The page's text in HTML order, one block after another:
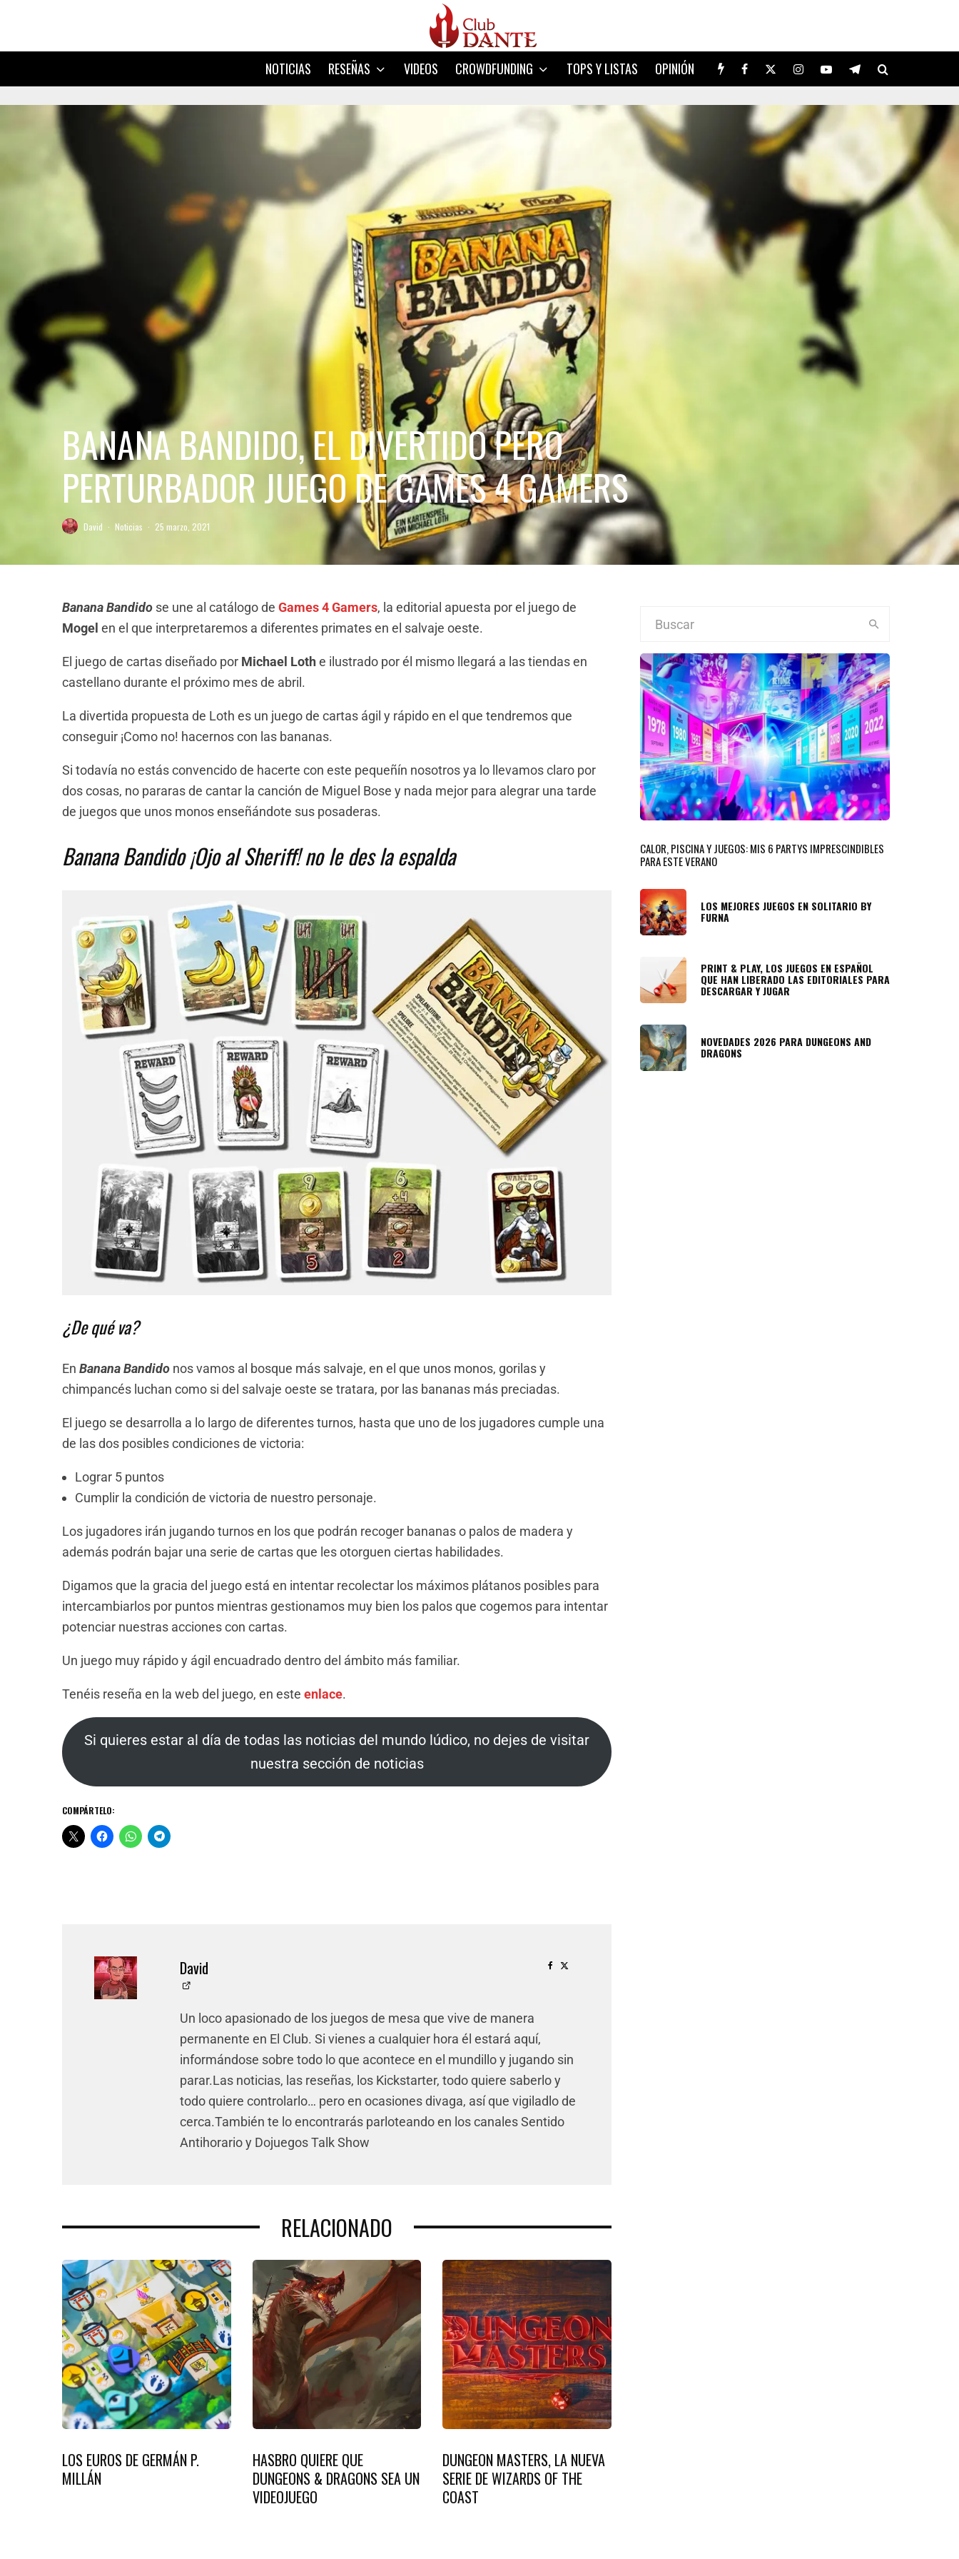
NOTICIAS RESEÑAS VIDEOS CROWDFUNDING TOPS Y LISTAS OPINIÓN
BANANA BANDIDO, EL DIVERTIDO PERO
PERTURBADOR JUEGO DE GAMES 4 GAMERS
David · Noticias · 25 marzo, 2021
Banana Bandido se une al catálogo de Games 4 Gamers, la editorial apuesta por el juego de
Mogel en el que interpretaremos a diferentes primates en el salvaje oeste.
El juego de cartas diseñado por Michael Lothe ilustrado por él mismo llegará a las tiendas en
castellano durante el próximo mes de abril.
La divertida propuesta de Loth es un juego de cartas ágil y rápido en el que tendremos que
conseguir ¡Como no! hacernos con las bananas.
Si todavía no estás convencido de hacerte con este pequeñín nosotros ya lo llevamos claro por
dos cosas, no pararas de cantar la canción de Miguel Bose y nada mejor para alegrar una tarde
de juegos que unos monos enseñándote sus posaderas.
Banana Bandido ¡Ojo al Sheriff! no le des la espalda
¿De qué va?
En Banana Bandido nos vamos al bosque más salvaje, en el que unos monos, gorilas y
chimpancés luchan como si del salvaje oeste se tratara, por las bananas más preciadas.
El juego se desarrolla a lo largo de diferentes turnos, hasta que uno de los jugadores cumple una
de las dos posibles condiciones de victoria:
Lograr 5 puntos
Cumplir la condición de victoria de nuestro personaje.
Los jugadores irán jugando turnos en los que podrán recoger bananas o palos de madera y
además podrán bajar una serie de cartas que les otorguen ciertas habilidades.
Digamos que la gracia del juego está en intentar recolectar los máximos plátanos posibles para
intercambiarlos por puntos mientras gestionamos muy bien los palos que cogemos para intentar
potenciar nuestras acciones con cartas.
Un juego muy rápido y ágil encuadrado dentro del ámbito más familiar.
Tenéis reseña en la web del juego, en este enlace.
Si quieres estar al día de todas las noticias del mundo lúdico, no dejes de visitar
nuestra sección de noticias
COMPÁRTELO:
David
Un loco apasionado de los juegos de mesa que vive de manera
permanente en El Club. Si vienes a cualquier hora él estará aquí,
informándose sobre todo lo que acontece en el mundillo y jugando sin
parar.Las noticias, las reseñas, los Kickstarter, todo quiere saberlo y
todo quiere controlarlo… pero en ocasiones divaga, así que vigiladlo de
cerca.También te lo encontrarás parloteando en los canales Sentido
Antihorario y Dojuegos Talk Show
RELACIONADO
LOS EUROS DE GERMÁN P.
MILLÁN
HASBRO QUIERE QUE
DUNGEONS & DRAGONS SEA UN
VIDEOJUEGO
DUNGEON MASTERS, LA NUEVA
SERIE DE WIZARDS OF THE
COAST
CALOR, PISCINA Y JUEGOS: MIS 6 PARTYS IMPRESCINDIBLES
PARA ESTE VERANO
LOS MEJORES JUEGOS EN SOLITARIO BY
FURNA
PRINT & PLAY, LOS JUEGOS EN ESPAÑOL
QUE HAN LIBERADO LAS EDITORIALES PARA
DESCARGAR Y JUGAR
NOVEDADES 2026 PARA DUNGEONS AND
DRAGONS